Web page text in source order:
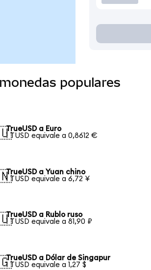
populares
TrueUSD a Euro
1 TUSD equivale a 0,8612 €
TrueUSD a Yuan chino
1 TUSD equivale a 6,72 ¥
TrueUSD a Rublo ruso
1 TUSD equivale a 81,90 ₽
TrueUSD a Dólar de Singapur
1 TUSD equivale a 1,27 $